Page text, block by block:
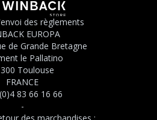
des règlements
EUROPA
de Grande Bretagne
le Pallatino
Toulouse
FRANCE
83 66 16 66
-